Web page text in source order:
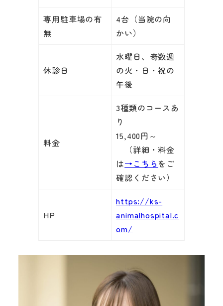
専用駐車場の有
無
4台（当院の向
かい）
休診日
水曜日、奇数週
の火・日・祝の
午後
料金
3種類のコースあ
り
15,400円～
（詳細・料金
は→こちら をご
確認ください）
HP
https://ks-
animalhospital.c
om/